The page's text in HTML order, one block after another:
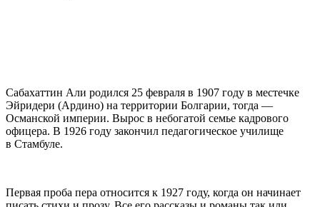
Сабахаттин Али родился 25 февраля в 1907 году в местечке
Эйридери (Ардино) на территории Болгарии, тогда —
Османской империи. Вырос в небогатой семье кадрового
офицера. В 1926 году закончил педагогическое училище
в Стамбуле.
Первая проба пера относится к 1927 году, когда он начинает